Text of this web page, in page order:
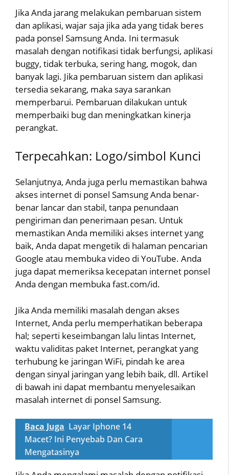
Jika Anda jarang melakukan pembaruan sistem
dan aplikasi, wajar saja jika ada yang tidak beres
pada ponsel Samsung Anda. Ini termasuk
masalah dengan notifikasi tidak berfungsi, aplikasi
buggy, tidak terbuka, sering hang, mogok, dan
banyak lagi. Jika pembaruan sistem dan aplikasi
tersedia sekarang, maka saya sarankan
memperbarui. Pembaruan dilakukan untuk
memperbaiki bug dan meningkatkan kinerja
perangkat.
Terpecahkan: Logo/simbol Kunci
Selanjutnya, Anda juga perlu memastikan bahwa
akses internet di ponsel Samsung Anda benar-
benar lancar dan stabil, tanpa penundaan
pengiriman dan penerimaan pesan. Untuk
memastikan Anda memiliki akses internet yang
baik, Anda dapat mengetik di halaman pencarian
Google atau membuka video di YouTube. Anda
juga dapat memeriksa kecepatan internet ponsel
Anda dengan membuka fast.com/id.
Jika Anda memiliki masalah dengan akses
Internet, Anda perlu memperhatikan beberapa
hal; seperti keseimbangan lalu lintas Internet,
waktu validitas paket Internet, perangkat yang
terhubung ke jaringan WiFi, pindah ke area
dengan sinyal jaringan yang lebih baik, dll. Artikel
di bawah ini dapat membantu menyelesaikan
masalah internet di ponsel Samsung.
Baca Juga Layar Iphone 14
Macet? Ini Penyebab Dan Cara
Mengatasinya